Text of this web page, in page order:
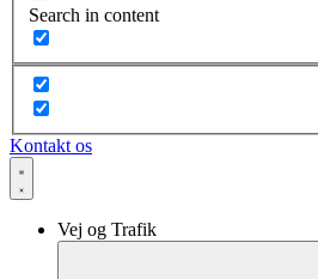
Search in content
Kontakt os
Vej og Trafik